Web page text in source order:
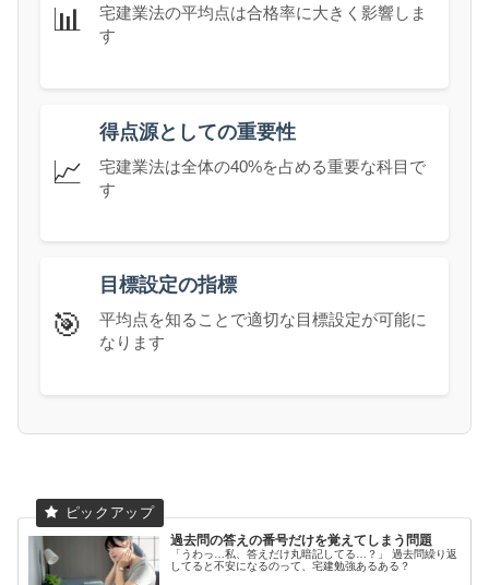
📊
宅建業法の平均点は合格率に大きく影響しま
す
📈
得点源としての重要性
宅建業法は全体の40%を占める重要な科目で
す
🎯
目標設定の指標
平均点を知ることで適切な目標設定が可能に
なります
過去問の答えの番号だけを覚えてしまう問題
「うわっ…私、答えだけ丸暗記してる…？」 過去問繰り返
してると不安になるのって、宅建勉強あるある？